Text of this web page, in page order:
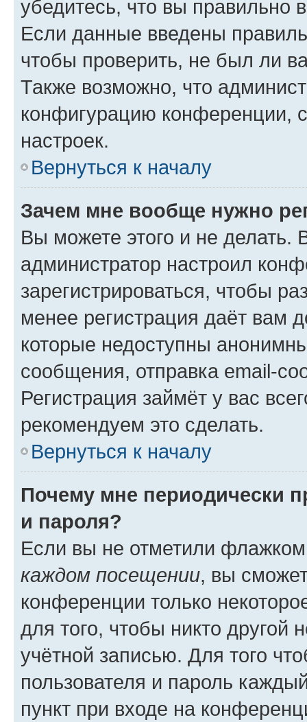
убедитесь, что вы правильно
Если данные введены
чтобы проверить, не был ли
Также возможно, что
конфигурацию конференции,
настроек.
Вернуться к началу
Зачем мне вообще нужно
Вы можете этого и не делать.
администратор настроил
зарегистрироваться, чтобы
менее регистрация даёт вам
которые недоступны
сообщения, отправка email-
Регистрация займёт у вас
рекомендуем это сделать.
Вернуться к началу
Почему мне периодически
и пароля?
Если вы не отметили
каждом посещении, вы
конференции только
для того, чтобы никто другой
учётной записью. Для того
пользователя и пароль
пункт при входе на